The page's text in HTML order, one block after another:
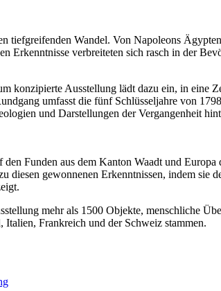
tiefgreifenden Wandel. Von Napoleons
Erkenntnisse verbreiteten sich rasch in der
konzipierte Ausstellung lädt dazu ein, in eine
umfasst die fünf Schlüsseljahre von
und Darstellungen der Vergangenheit
Funden aus dem Kanton Waadt und
diesen gewonnenen Erkenntnissen, indem
mehr als 1500 Objekte, menschliche
Frankreich und der Schweiz stammen.